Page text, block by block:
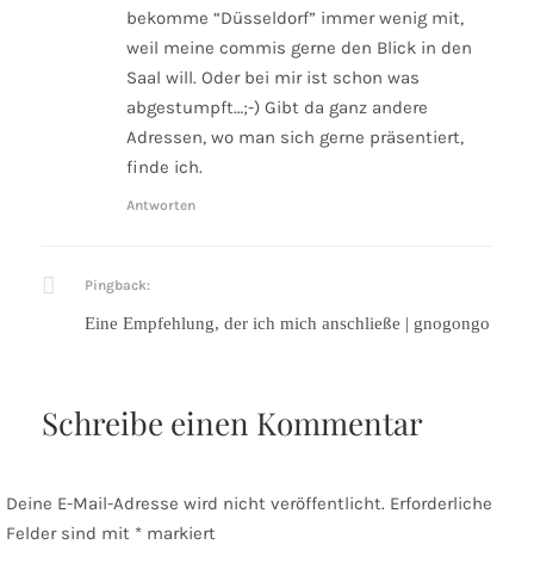
bekomme “Düsseldorf” immer wenig mit,
weil meine commis gerne den Blick in den
Saal will. Oder bei mir ist schon was
abgestumpft…;-) Gibt da ganz andere
Adressen, wo man sich gerne präsentiert,
finde ich.
Antworten
Pingback:
Eine Empfehlung, der ich mich anschließe | gnogongo
Schreibe einen Kommentar
Deine E-Mail-Adresse wird nicht veröffentlicht. Erforderliche
Felder sind mit * markiert